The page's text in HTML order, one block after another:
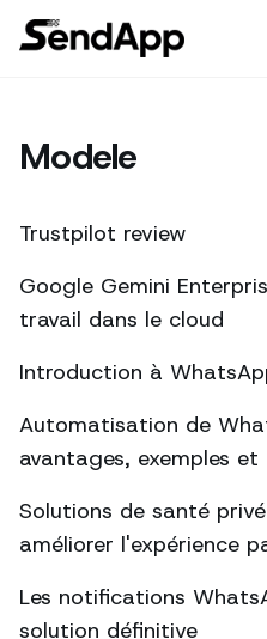
Modele
Trustpilot review
Google Gemini
travail dans le cloud
Introduction à
Automatisation de
avantages, exemples et
Solutions de santé
améliorer l'expérience
Les notifications
solution définitive